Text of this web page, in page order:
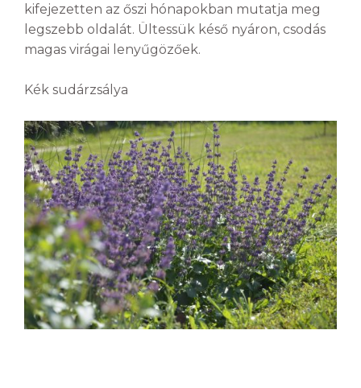
kifejezetten az őszi hónapokban mutatja meg
legszebb oldalát. Ültessük késő nyáron, csodás
magas virágai lenyűgözőek.
Kék sudárzsálya